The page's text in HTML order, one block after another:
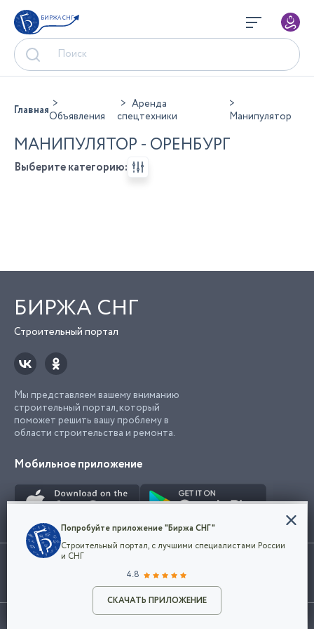
БИРЖА СНГ
Разместить объявление
ГлавнаяОбъявления
Аренда
спецтехники
Манипулятор
МАНИПУЛЯТОР - ОРЕНБУРГ
Выберите категорию:
БИРЖА СНГ
Строительный портал
Мы представляем вашему вниманию
строительный портал, который
поможет решить вашу проблему в
области строительства и ремонта.
Мобильное приложение
Использование сайта, в том числе подача объявлений, означает
марки представленные на сайте являются собственностью их
©2026Биржа СНГ
Конфиденциальность
Мы используем файлы cookie, чтобы сделать
наш сайт удобным для каждого
Политикой конфиденциальности компании
и принимаете условия использования cookie.
Попробуйте приложение "Биржа СНГ"
Строительный портал, с лучшими специалистами России
и СНГ
4.8
СКАЧАТЬ ПРИЛОЖЕНИЕ